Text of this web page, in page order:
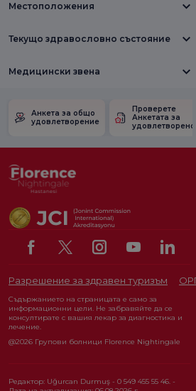
Местоположения
Текущо здравословно състояние
Медицински звена
Анкета за общо
удовлетворение
Проверете
Анкетата за
Разрешение за здравен туризъм
Съдържанието на страницата е само за
информационни цели. Не забравяйте да се
консултирате с вашия лекар за диагностика и
лечение.
@2026 Групови болници Florence Nightingale
Редактор: Uğurcan Durmuş - 0 549 455 55 46. -